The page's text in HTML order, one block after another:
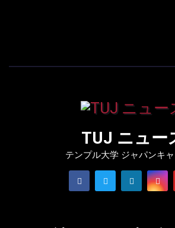
TUJ ニュー
テンプル大学 ジャパンキ